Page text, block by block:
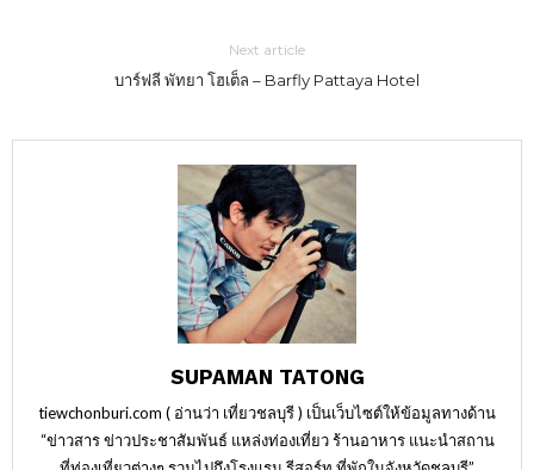
Next article
บาร์ฟลี พัทยา โฮเต็ล – Barfly Pattaya Hotel
SUPAMAN TATONG
tiewchonburi.com ( อ่านว่า เที่ยวชลบุรี ) เป็นเว็บไซต์ให้ข้อมูลทางด้าน
“ข่าวสาร ข่าวประชาสัมพันธ์ แหล่งท่องเที่ยว ร้านอาหาร แนะนำสถาน